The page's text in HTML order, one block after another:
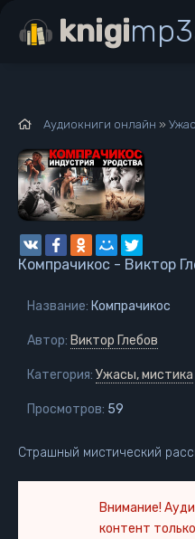
Аудиокниги онлайн »
Компрачикос - Виктор
Название: Компрачикос
Автор: Виктор Глебов
Категория: Ужасы, мистика
Просмотров: 59
Страшный мистический
Внимание!
контент
knigimp3